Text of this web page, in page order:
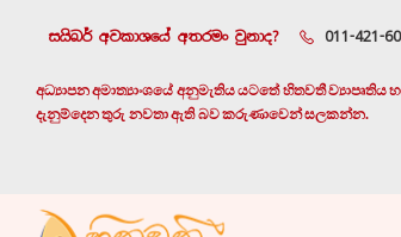
සයිබර් අවකාශයේ අතරමං වුනාද? 011-421-
අධ්‍යාපන අමාත්‍යාංශයේ අනුමැතිය යටතේ හිතවතී
දැනුම්දෙන තුරු නවතා ඇති බව කරුණාවෙන් සලකන්න.